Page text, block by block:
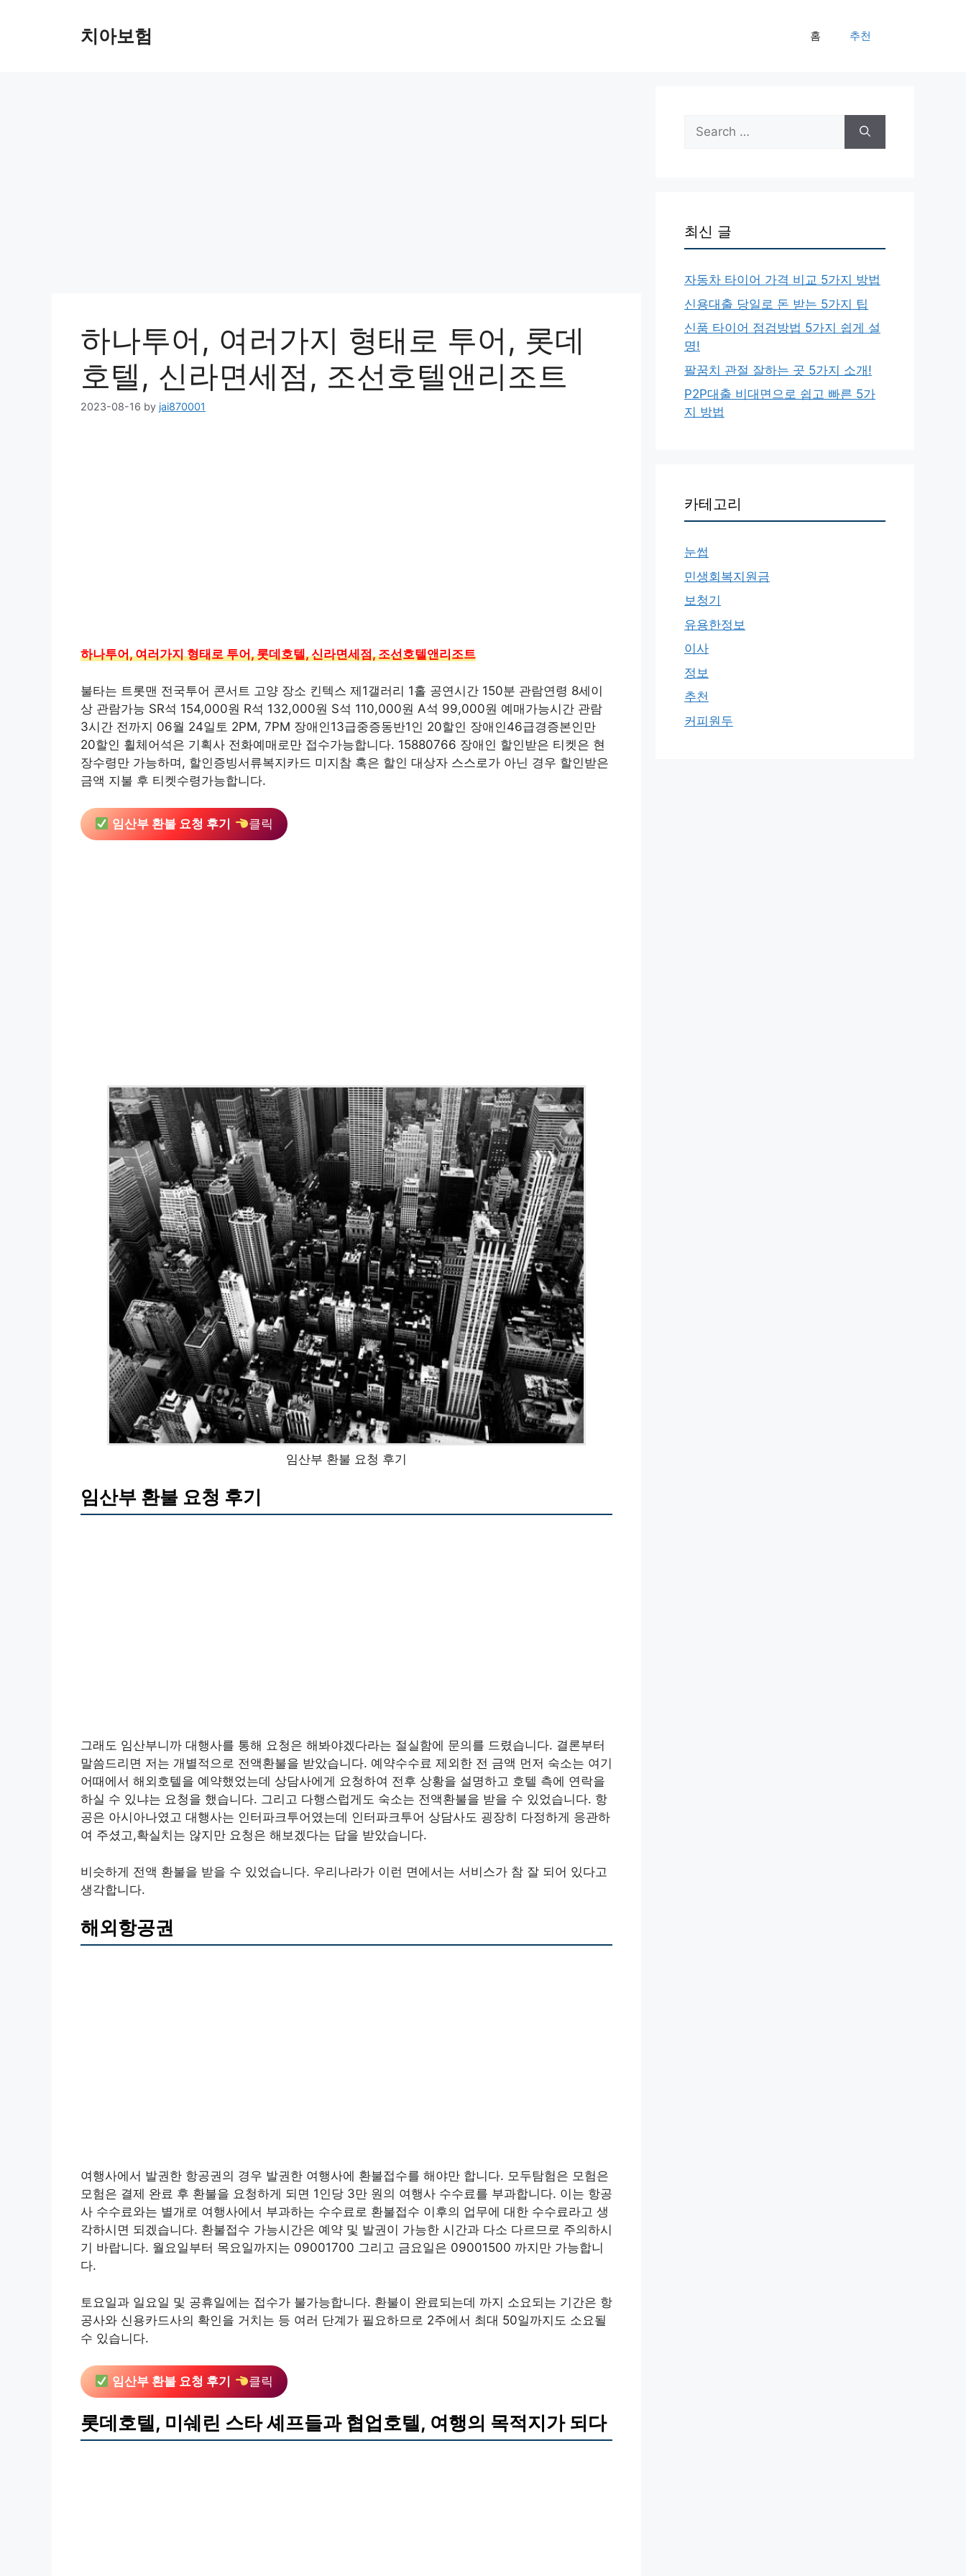
치아보험 홈 추천
하나투어, 여러가지 형태로 투어, 롯데
호텔, 신라면세점, 조선호텔앤리조트
2023-08-16 by jai870001
하나투어, 여러가지 형태로 투어, 롯데호텔, 신라면세점, 조선호텔앤리조트
불타는 트롯맨 전국투어 콘서트 고양 장소 킨텍스 제1갤러리 1홀 공연시간 150분 관람연령 8세이
상 관람가능 SR석 154,000원 R석 132,000원 S석 110,000원 A석 99,000원 예매가능시간 관람
3시간 전까지 06월 24일토 2PM, 7PM 장애인13급중증동반1인 20할인 장애인46급경증본인만
20할인 휠체어석은 기획사 전화예매로만 접수가능합니다. 15880766 장애인 할인받은 티켓은 현
장수령만 가능하며, 할인증빙서류복지카드 미지참 혹은 할인 대상자 스스로가 아닌 경우 할인받은
금액 지불 후 티켓수령가능합니다.
임산부 환불 요청 후기 클릭
임산부 환불 요청 후기
임산부 환불 요청 후기
그래도 임산부니까 대행사를 통해 요청은 해봐야겠다라는 절실함에 문의를 드렸습니다. 결론부터
말씀드리면 저는 개별적으로 전액환불을 받았습니다. 예약수수료 제외한 전 금액 먼저 숙소는 여기
어때에서 해외호텔을 예약했었는데 상담사에게 요청하여 전후 상황을 설명하고 호텔 측에 연락을
하실 수 있냐는 요청을 했습니다. 그리고 다행스럽게도 숙소는 전액환불을 받을 수 있었습니다. 항
공은 아시아나였고 대행사는 인터파크투어였는데 인터파크투어 상담사도 굉장히 다정하게 응관하
여 주셨고,확실치는 않지만 요청은 해보겠다는 답을 받았습니다.
비슷하게 전액 환불을 받을 수 있었습니다. 우리나라가 이런 면에서는 서비스가 참 잘 되어 있다고
생각합니다.
해외항공권
여행사에서 발권한 항공권의 경우 발권한 여행사에 환불접수를 해야만 합니다. 모두탐험은 모험은
모험은 결제 완료 후 환불을 요청하게 되면 1인당 3만 원의 여행사 수수료를 부과합니다. 이는 항공
사 수수료와는 별개로 여행사에서 부과하는 수수료로 환불접수 이후의 업무에 대한 수수료라고 생
각하시면 되겠습니다. 환불접수 가능시간은 예약 및 발권이 가능한 시간과 다소 다르므로 주의하시
기 바랍니다. 월요일부터 목요일까지는 09001700 그리고 금요일은 09001500 까지만 가능합니
다.
토요일과 일요일 및 공휴일에는 접수가 불가능합니다. 환불이 완료되는데 까지 소요되는 기간은 항
공사와 신용카드사의 확인을 거치는 등 여러 단계가 필요하므로 2주에서 최대 50일까지도 소요될
수 있습니다.
임산부 환불 요청 후기 클릭
롯데호텔, 미쉐린 스타 셰프들과 협업호텔, 여행의 목적지가 되다
Search
for:
최신 글
자동차 타이어 가격 비교 5가지 방법
신용대출 당일로 돈 받는 5가지 팁
신품 타이어 점검방법 5가지 쉽게 설
명!
팔꿈치 관절 잘하는 곳 5가지 소개!
P2P대출 비대면으로 쉽고 빠른 5가
지 방법
카테고리
눈썹
민생회복지원금
보청기
유용한정보
이사
정보
추천
커피원두